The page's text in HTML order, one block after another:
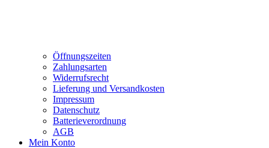
Öffnungszeiten
Zahlungsarten
Widerrufsrecht
Lieferung und Versandkosten
Impressum
Datenschutz
Batterieverordnung
AGB
Mein Konto